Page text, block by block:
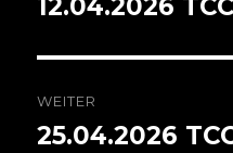
Vorheriger
12.04.2026
WEITER
Nächster
25.04.2026